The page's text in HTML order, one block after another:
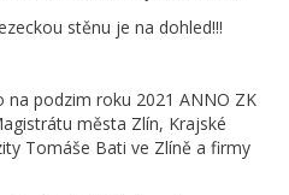
stěnu je na dohled!!!
podzim roku 2021 ANNO ZK
města Zlín, Krajské
Tomáše Bati ve Zlíně a firmy